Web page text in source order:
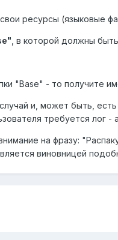
ресурсы (языковые
, в которой должны
"Base" - то получите
и, может быть,
требуется лог -
на фразу:
виновницей